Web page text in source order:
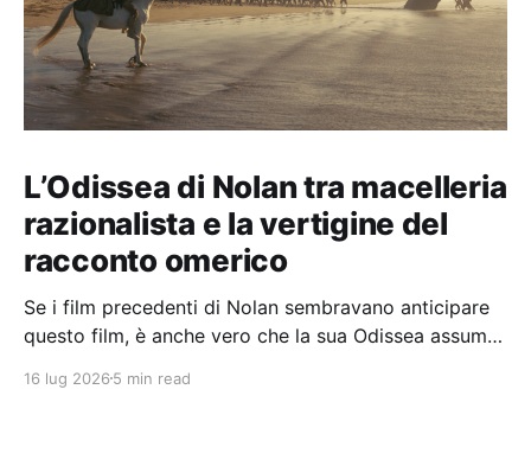
L’Odissea di Nolan tra macelleria
razionalista e la vertigine del
racconto omerico
Se i film precedenti di Nolan sembravano anticipare
questo film, è anche vero che la sua Odissea assume
16 lug 2026 5 min read